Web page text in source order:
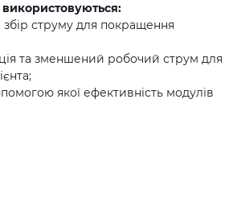
використовуються:
збір струму для покращення
та зменшений робочий струм для
якої ефективність модулів